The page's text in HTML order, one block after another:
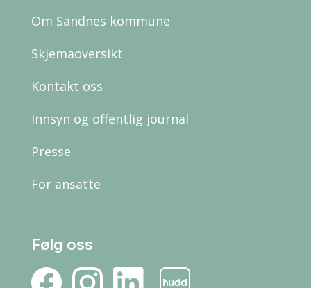
Om Sandnes kommune
Skjemaoversikt
Kontakt oss
Innsyn og offentlig journal
Presse
For ansatte
Følg oss